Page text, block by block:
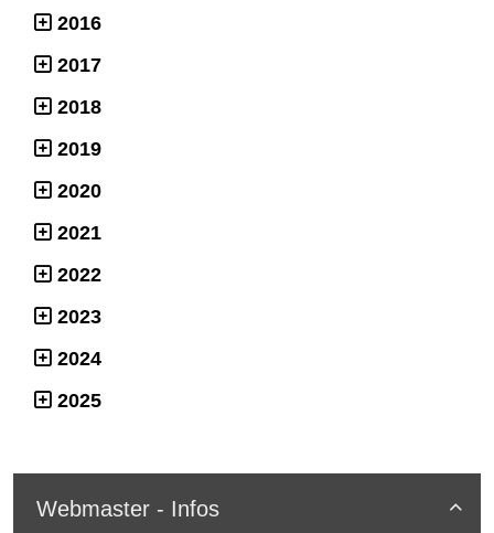
2016
2017
2018
2019
2020
2021
2022
2023
2024
2025

Webmaster - Infos